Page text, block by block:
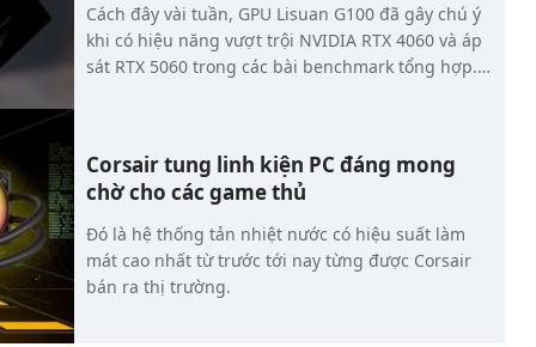
chửng” với tốc độ chưa từng thấy.
Cách đây vài tuần, GPU Lisuan G100 đã gây chú ý
khi có hiệu năng vượt trội NVIDIA RTX 4060 và áp
sát RTX 5060 trong các bài benchmark tổng hợp.
Corsair tung linh kiện PC đáng mong
chờ cho các game thủ
Đó là hệ thống tản nhiệt nước có hiệu suất làm
mát cao nhất từ trước tới nay từng được Corsair
bán ra thị trường.